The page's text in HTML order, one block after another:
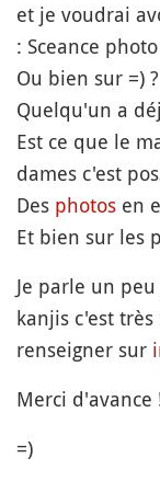
et je voudrai
: Sceance
Ou bien sur =) ?
Quelqu'un a
Est ce que le
dames c'est
Des photos en
Et bien sur les
Je parle un
kanjis c'est
renseigner sur
Merci d'avance
=)